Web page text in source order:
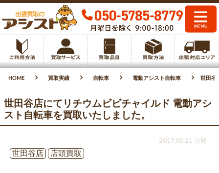
HOME 買取実績 自転車 電動アシスト自転車 世田谷
世田谷店にてリチウムビビチャイルド 電動アシ
スト自転車を買取いたしました。
2017.05.21 公開
世田谷店
店頭買取